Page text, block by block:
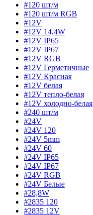
#120 шт/м
#120 шт/м RGB
#12V
#12V 14,4W
#12V IP65
#12V IP67
#12V RGB
#12V Герметичные
#12V Красная
#12V белая
#12V тепло-белая
#12V холодно-белая
#240 шт/м
#24V
#24V 120
#24V 5mm
#24V 60
#24V IP65
#24V IP67
#24V RGB
#24V Белые
#28,8W
#2835 120
#2835 12V